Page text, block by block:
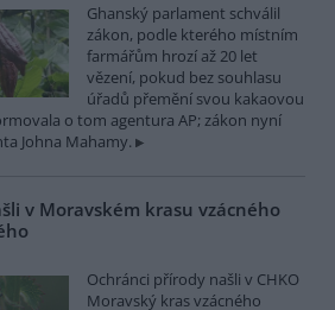
Ghanský parlament schválil
zákon, podle kterého místním
farmářům hrozí až 20 let
vězení, pokud bez souhlasu
úřadů přemění svou kakaovou
o tom agentura AP; zákon nyní
Johna Mahamy.
v Moravském krasu vzácného
Ochránci přírody našli v CHKO
Moravský kras vzácného